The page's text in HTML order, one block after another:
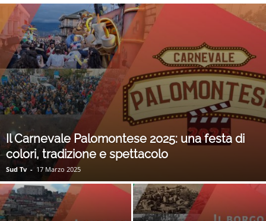
Il Carnevale Palomontese 2025: una festa di
colori, tradizione e spettacolo
Sud Tv - 17 Marzo 2025